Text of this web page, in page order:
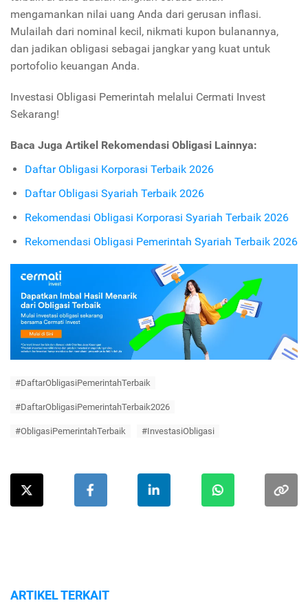
mengamankan nilai uang Anda dari gerusan inflasi.
Mulailah dari nominal kecil, nikmati kupon bulanannya,
dan jadikan obligasi sebagai jangkar yang kuat untuk
portofolio keuangan Anda.
Investasi Obligasi Pemerintah melalui Cermati Invest
Sekarang!
Baca Juga Artikel Rekomendasi Obligasi Lainnya:
Daftar Obligasi Korporasi Terbaik 2026
Daftar Obligasi Syariah Terbaik 2026
Rekomendasi Obligasi Korporasi Syariah Terbaik 2026
Rekomendasi Obligasi Pemerintah Syariah Terbaik 2026
#DaftarObligasiPemerintahTerbaik
#DaftarObligasiPemerintahTerbaik2026
#ObligasiPemerintahTerbaik #InvestasiObligasi
ARTIKEL TERKAIT